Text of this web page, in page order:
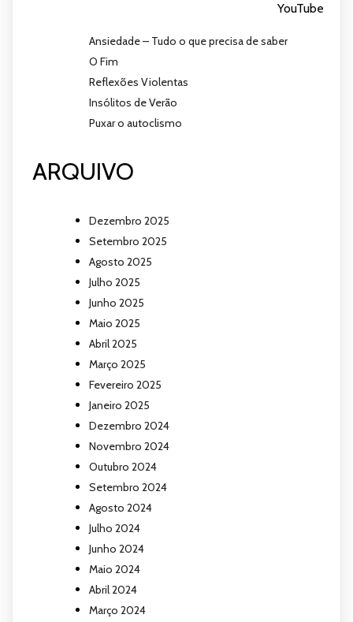
YouTube
Ansiedade – Tudo o que precisa de saber
O Fim
Reflexões Violentas
Insólitos de Verão
Puxar o autoclismo
ARQUIVO
Dezembro 2025
Setembro 2025
Agosto 2025
Julho 2025
Junho 2025
Maio 2025
Abril 2025
Março 2025
Fevereiro 2025
Janeiro 2025
Dezembro 2024
Novembro 2024
Outubro 2024
Setembro 2024
Agosto 2024
Julho 2024
Junho 2024
Maio 2024
Abril 2024
Março 2024